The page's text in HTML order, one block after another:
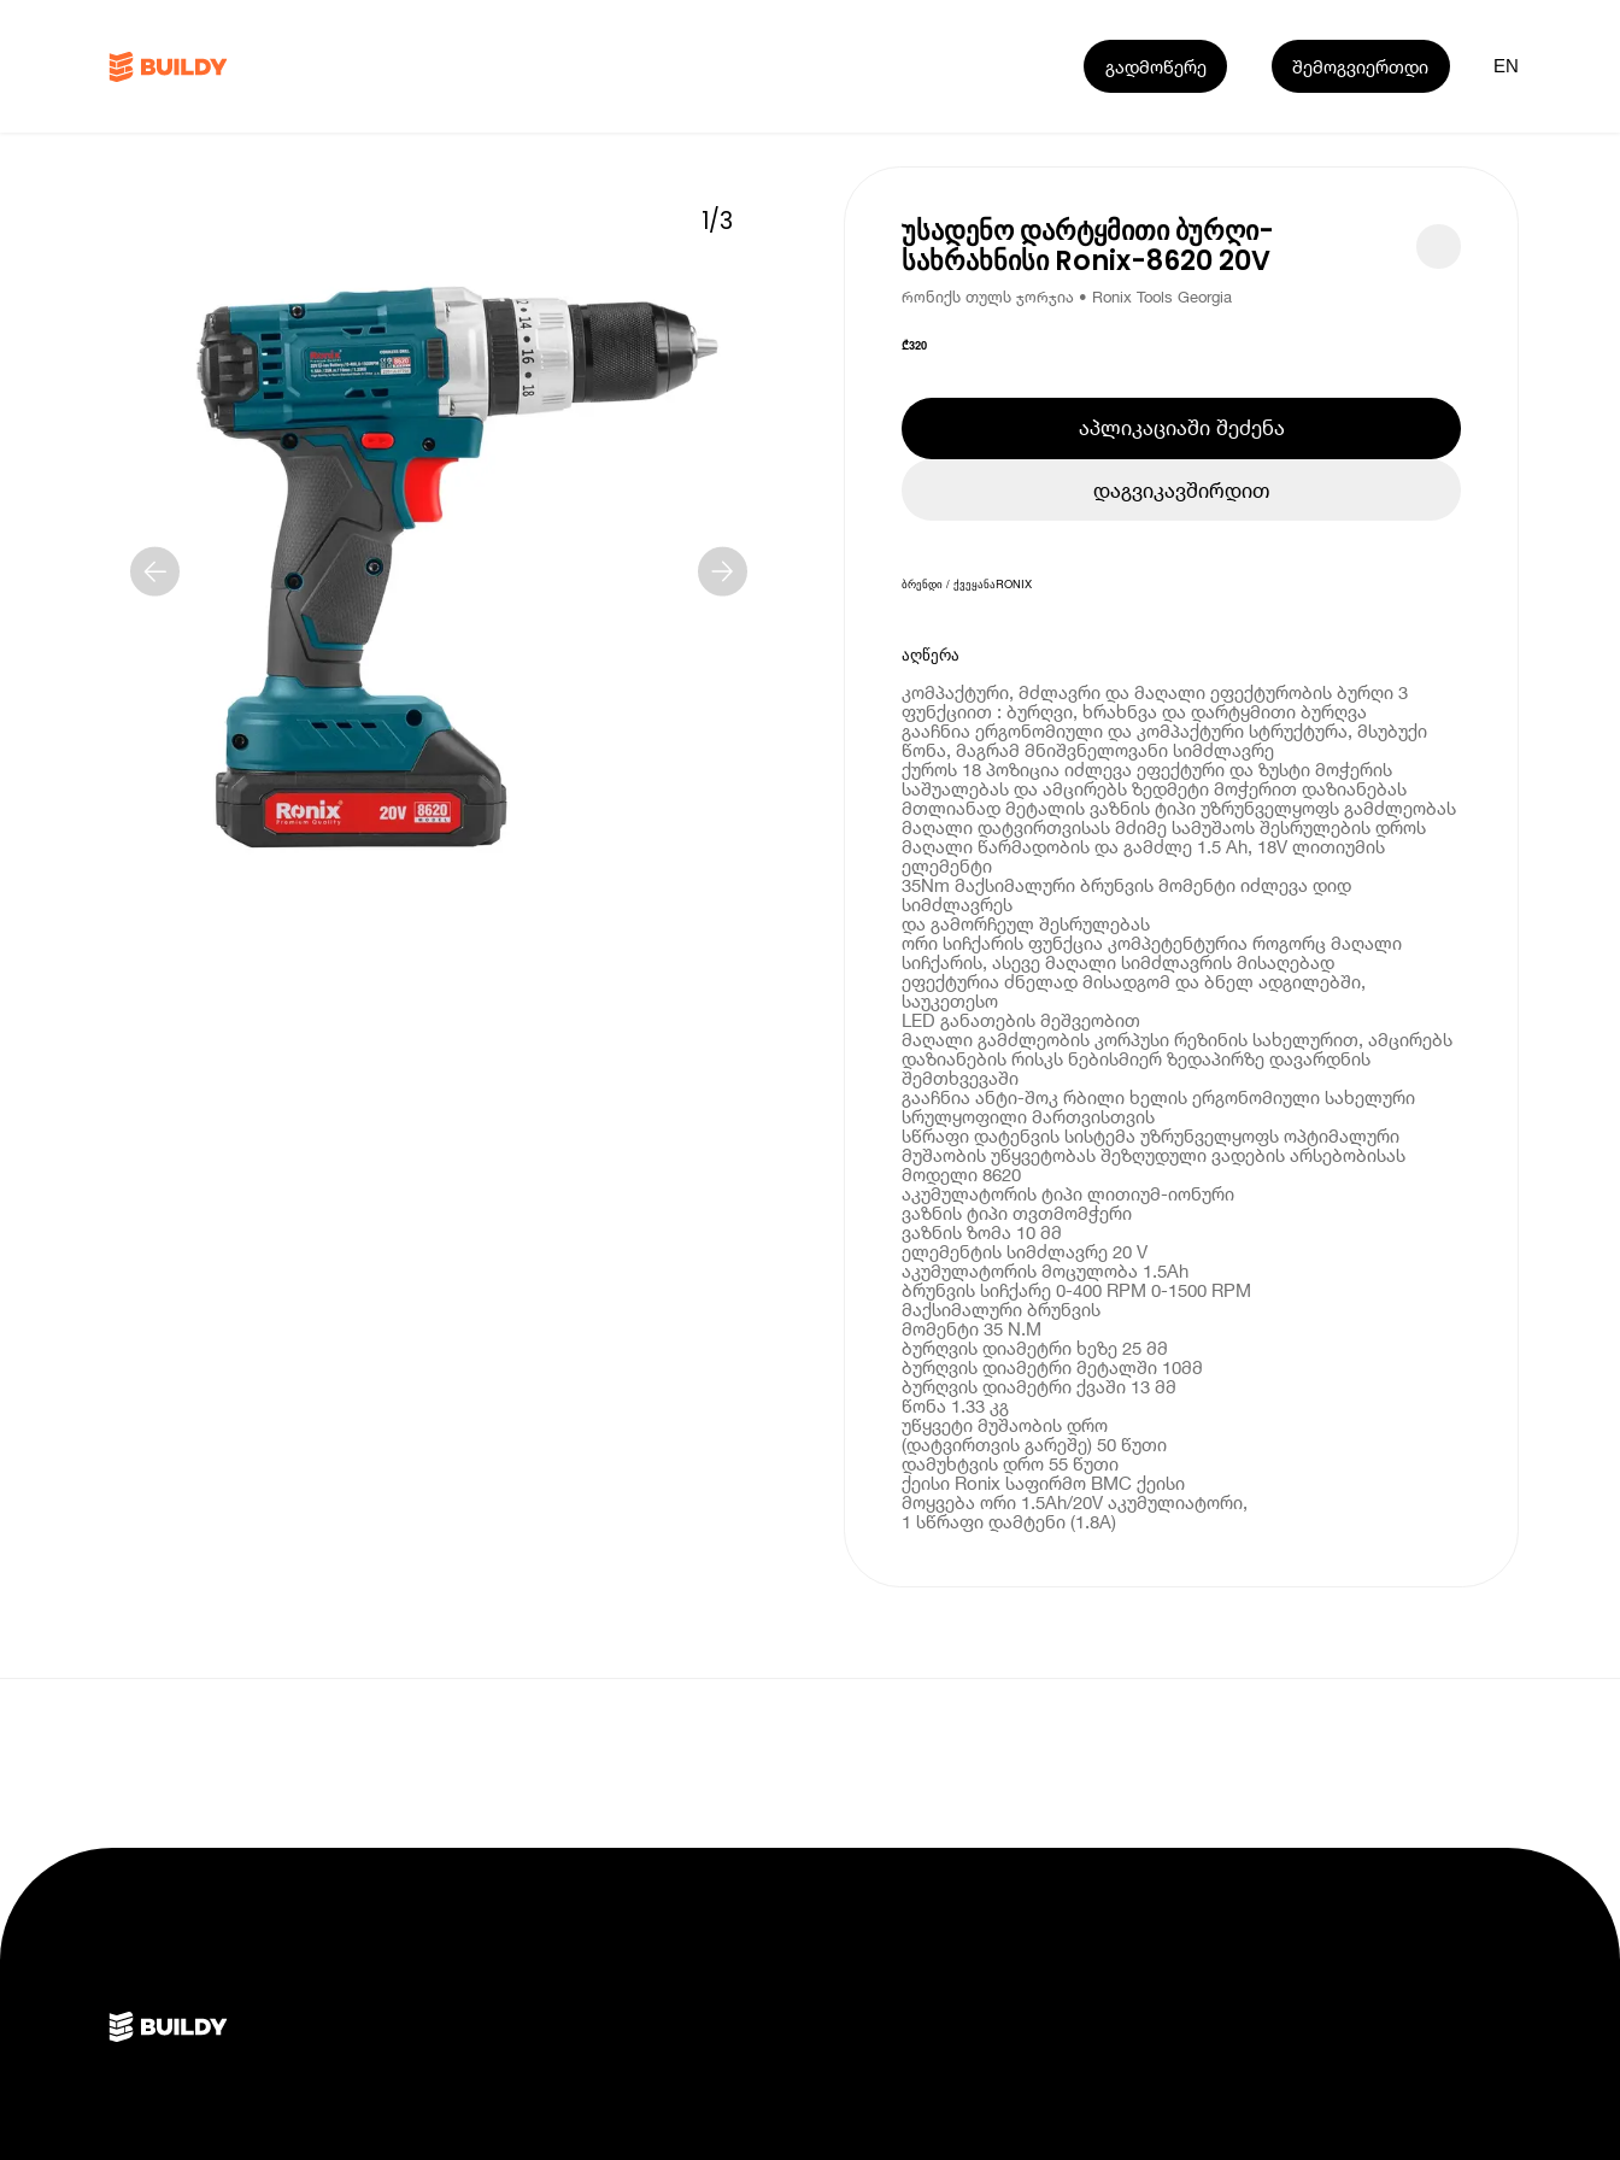
გადმოწერე შემოგვიერთდი EN
1/3 უსადენო დარტყმითი ბურღი-
სახრახნისი Ronix-8620 20V
რონიქს თულს ჯორჯია • Ronix Tools Georgia
₾320
აპლიკაციაში შეძენა
დაგვიკავშირდით
ბრენდი / ქვეყანაRONIX
აღწერა
კომპაქტური, მძლავრი და მაღალი ეფექტურობის ბურღი 3
ფუნქციით : ბურღვი, ხრახნვა და დარტყმითი ბურღვა
გააჩნია ერგონომიული და კომპაქტური სტრუქტურა, მსუბუქი
წონა, მაგრამ მნიშვნელოვანი სიმძლავრე
ქუროს 18 პოზიცია იძლევა ეფექტური და ზუსტი მოჭერის
საშუალებას და ამცირებს ზედმეტი მოჭერით დაზიანებას
მთლიანად მეტალის ვაზნის ტიპი უზრუნველყოფს გამძლეობას
მაღალი დატვირთვისას მძიმე სამუშაოს შესრულების დროს
მაღალი წარმადობის და გამძლე 1.5 Ah, 18V ლითიუმის
ელემენტი
35Nm მაქსიმალური ბრუნვის მომენტი იძლევა დიდ
სიმძლავრეს
და გამორჩეულ შესრულებას
ორი სიჩქარის ფუნქცია კომპეტენტურია როგორც მაღალი
სიჩქარის, ასევე მაღალი სიმძლავრის მისაღებად
ეფექტურია ძნელად მისადგომ და ბნელ ადგილებში,
საუკეთესო
LED განათების მეშვეობით
მაღალი გამძლეობის კორპუსი რეზინის სახელურით, ამცირებს
დაზიანების რისკს ნებისმიერ ზედაპირზე დავარდნის
შემთხვევაში
გააჩნია ანტი-შოკ რბილი ხელის ერგონომიული სახელური
სრულყოფილი მართვისთვის
სწრაფი დატენვის სისტემა უზრუნველყოფს ოპტიმალური
მუშაობის უწყვეტობას შეზღუდული ვადების არსებობისას
მოდელი 8620
აკუმულატორის ტიპი ლითიუმ-იონური
ვაზნის ტიპი თვთმომჭერი
ვაზნის ზომა 10 მმ
ელემენტის სიმძლავრე 20 V
აკუმულატორის მოცულობა 1.5Ah
ბრუნვის სიჩქარე 0-400 RPM 0-1500 RPM
მაქსიმალური ბრუნვის
მომენტი 35 N.M
ბურღვის დიამეტრი ხეზე 25 მმ
ბურღვის დიამეტრი მეტალში 10მმ
ბურღვის დიამეტრი ქვაში 13 მმ
წონა 1.33 კგ
უწყვეტი მუშაობის დრო
(დატვირთვის გარეშე) 50 წუთი
დამუხტვის დრო 55 წუთი
ქეისი Ronix საფირმო BMC ქეისი
მოყვება ორი 1.5Ah/20V აკუმულიატორი,
1 სწრაფი დამტენი (1.8A)